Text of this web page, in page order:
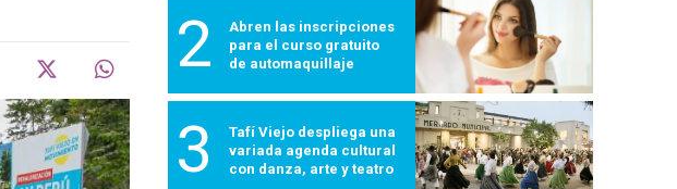
2
Abren las inscripciones
para el curso gratuito
de automaquillaje
3
Tafí Viejo despliega una
variada agenda cultural
con danza, arte y teatro